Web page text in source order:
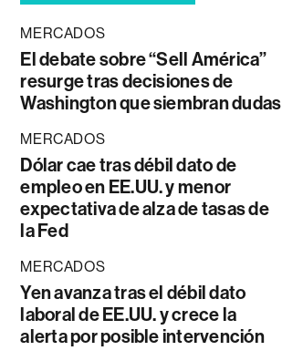
MERCADOS
El debate sobre “Sell América”
resurge tras decisiones de
Washington que siembran dudas
MERCADOS
Dólar cae tras débil dato de
empleo en EE.UU. y menor
expectativa de alza de tasas de
la Fed
MERCADOS
Yen avanza tras el débil dato
laboral de EE.UU. y crece la
alerta por posible intervención